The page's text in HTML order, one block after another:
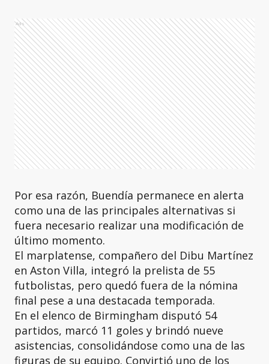
Ads
Por esa razón, Buendía permanece en alerta
como una de las principales alternativas si
fuera necesario realizar una modificación de
último momento.
El marplatense, compañero del Dibu Martínez
en Aston Villa, integró la prelista de 55
futbolistas, pero quedó fuera de la nómina
final pese a una destacada temporada.
En el elenco de Birmingham disputó 54
partidos, marcó 11 goles y brindó nueve
asistencias, consolidándose como una de las
figuras de su equipo. Convirtió uno de los